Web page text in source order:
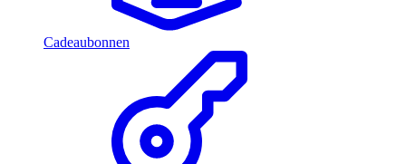
Cadeaubonnen